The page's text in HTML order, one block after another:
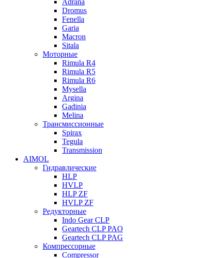
Adrana
Dromus
Fenella
Garia
Macron
Sitala
Моторные
Rimula R4
Rimula R5
Rimula R6
Mysella
Argina
Gadinia
Melina
Трансмиссионные
Spirax
Tegula
Transmission
AIMOL
Гидравлические
HLP
HVLP
HLP ZF
HVLP ZF
Редукторные
Indo Gear CLP
Geartech CLP PAO
Geartech CLP PAG
Компрессорные
Compressor